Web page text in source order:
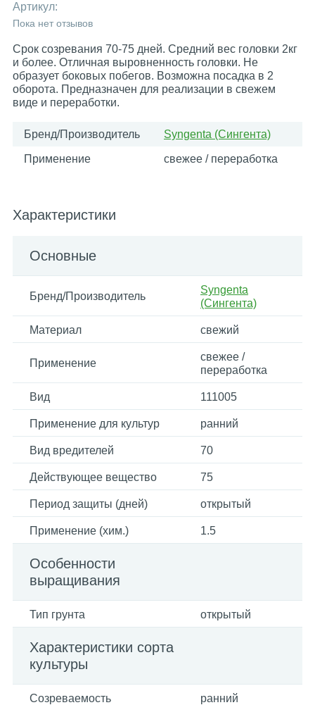
Артикул:
Пока нет отзывов
Срок созревания 70-75 дней. Средний вес головки 2кг
и более. Отличная выровненность головки. Не
образует боковых побегов. Возможна посадка в 2
оборота. Предназначен для реализации в свежем
виде и переработки.
Бренд/Производитель Syngenta (Сингента)
Применение свежее / переработка
Характеристики
Основные
Бренд/Производитель
Syngenta
(Сингента)
Материал свежий
Применение
свежее /
переработка
Вид 111005
Применение для культур ранний
Вид вредителей 70
Действующее вещество 75
Период защиты (дней) открытый
Применение (хим.) 1.5
Особенности
выращивания
Тип грунта открытый
Характеристики сорта
культуры
Созреваемость ранний